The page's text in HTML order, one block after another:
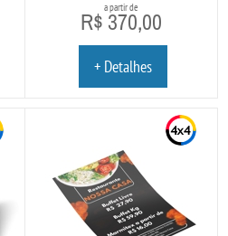
a partir de
R$ 370,00
+ Detalhes